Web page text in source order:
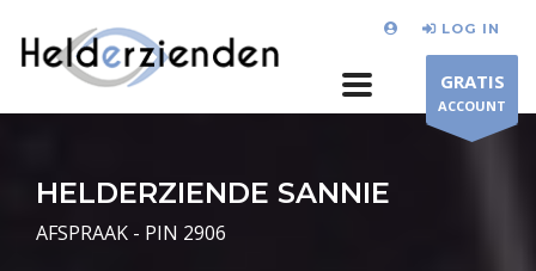
LOG IN
GRATIS
ACCOUNT
HELDERZIENDE SANNIE
AFSPRAAK - PIN 2906